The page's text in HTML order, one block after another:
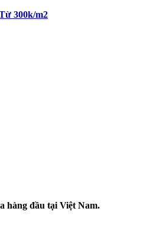
300k/m2
hàng đầu tại Việt Nam.